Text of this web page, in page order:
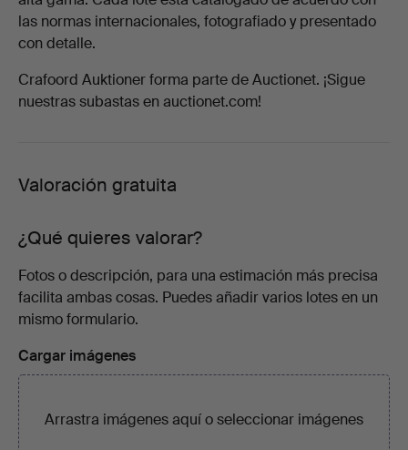
las normas internacionales, fotografiado y presentado
con detalle.
Crafoord Auktioner forma parte de Auctionet. ¡Sigue
nuestras subastas en auctionet.com!
Valoración gratuita
¿Qué quieres valorar?
Fotos o descripción, para una estimación más precisa
facilita ambas cosas. Puedes añadir varios lotes en un
mismo formulario.
Cargar imágenes
Arrastra imágenes aquí oseleccionar imágenes